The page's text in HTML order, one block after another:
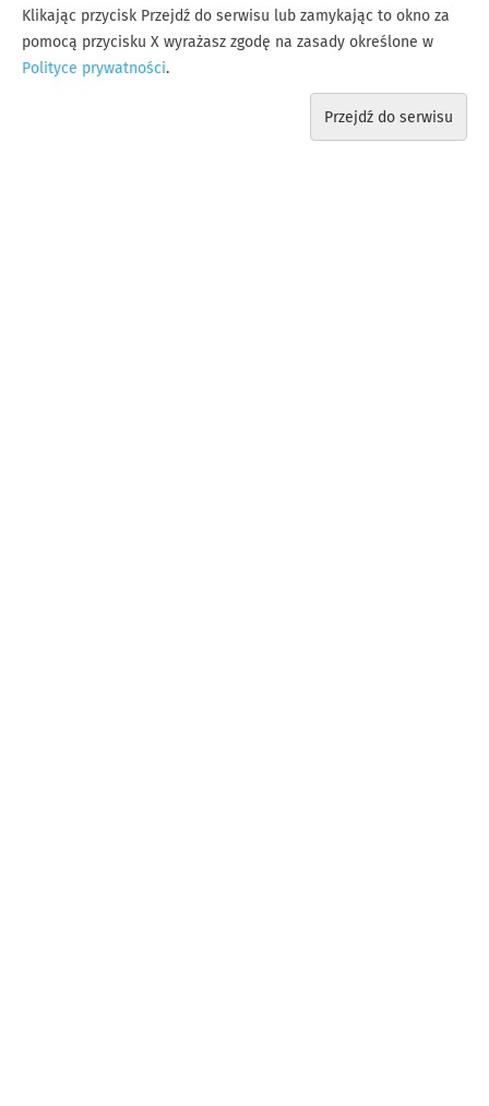
Klikając przycisk Przejdź do serwisu lub zamykając to okno za
pomocą przycisku X wyrażasz zgodę na zasady określone w
Polityce prywatności.
Przejdź do serwisu